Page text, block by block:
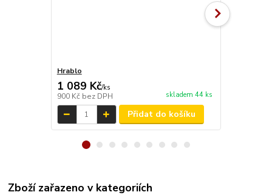
Hrablo
1 089 Kč/ks
900 Kč bez DPH skladem 44 ks
Přidat do košíku
Zboží zařazeno v kategoriích